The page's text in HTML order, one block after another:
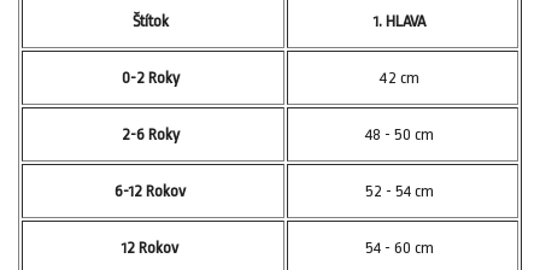
Štítok 1. HLAVA
0-2 Roky 42 cm
2-6 Roky 48 - 50 cm
6-12 Rokov 52 - 54 cm
12 Rokov 54 - 60 cm